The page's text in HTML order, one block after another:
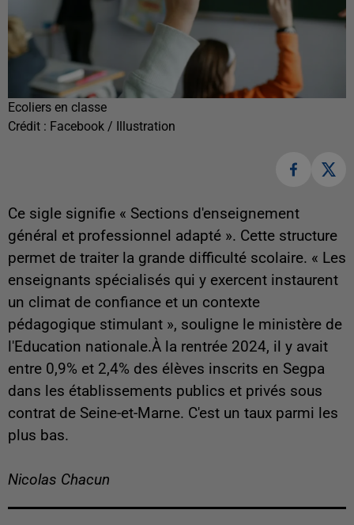
Ecoliers en classe
Crédit : Facebook / Illustration
Ce sigle signifie « Sections d'enseignement
général et professionnel adapté ». Cette structure
permet de traiter la grande difficulté scolaire. « Les
enseignants spécialisés qui y exercent instaurent
un climat de confiance et un contexte
pédagogique stimulant », souligne le ministère de
l'Education nationale.À la rentrée 2024, il y avait
entre 0,9% et 2,4% des élèves inscrits en Segpa
dans les établissements publics et privés sous
contrat de Seine-et-Marne. C'est un taux parmi les
plus bas.
Nicolas Chacun